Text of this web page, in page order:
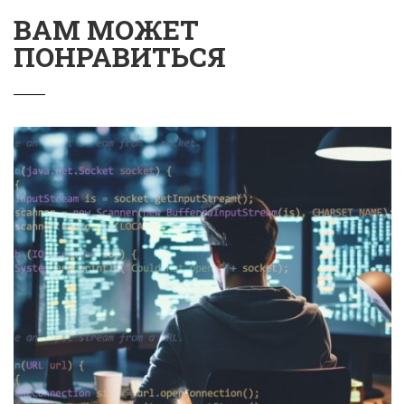
ВАМ МОЖЕТ
ПОНРАВИТЬСЯ